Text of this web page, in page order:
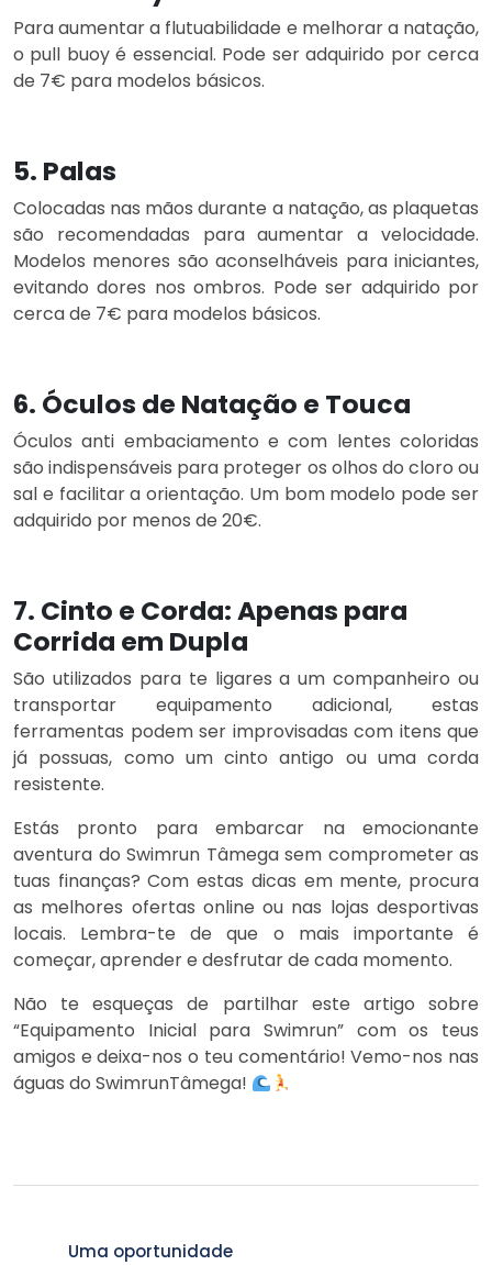
Para aumentar a flutuabilidade e melhorar a natação,
o pull buoy é essencial. Pode ser adquirido por cerca
de 7€ para modelos básicos.
5. Palas
Colocadas nas mãos durante a natação, as plaquetas
são recomendadas para aumentar a velocidade.
Modelos menores são aconselháveis para iniciantes,
evitando dores nos ombros. Pode ser adquirido por
cerca de 7€ para modelos básicos.
6. Óculos de Natação e Touca
Óculos anti embaciamento e com lentes coloridas
são indispensáveis para proteger os olhos do cloro ou
sal e facilitar a orientação. Um bom modelo pode ser
adquirido por menos de 20€.
7. Cinto e Corda: Apenas para
Corrida em Dupla
São utilizados para te ligares a um companheiro ou
transportar equipamento adicional, estas
ferramentas podem ser improvisadas com itens que
já possuas, como um cinto antigo ou uma corda
resistente.
Estás pronto para embarcar na emocionante
aventura do Swimrun Tâmega sem comprometer as
tuas finanças? Com estas dicas em mente, procura
as melhores ofertas online ou nas lojas desportivas
locais. Lembra-te de que o mais importante é
começar, aprender e desfrutar de cada momento.
Não te esqueças de partilhar este artigo sobre
“Equipamento Inicial para Swimrun” com os teus
amigos e deixa-nos o teu comentário! Vemo-nos nas
águas do SwimrunTâmega!
Uma oportunidade